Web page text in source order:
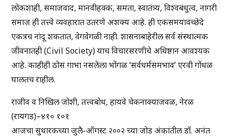
लोकशाही, समाजवाद, मानवीहक्क, समता, स्वातंत्र्य, विश्वबंधुत्व, नागरी
समाज ही तत्त्वे व्यवहारात उतरणे अशक्य आहे. ही एकसमयावच्छेदे
एकत्रच नांदू शकतात, वेगवेगळी नाही. शासनाबाहेरील सर्व संस्थात्मक
जीवनातही (Civil Society) याच विचारसरणीचे अधिष्ठान आवश्यक
आहे. काहीही ठोस गाभा नसलेला भोंगळ ‘सर्वधर्मसमभाव’ एरवी गोंधळ
घालतच राहील.
राजीव व निखिल जोशी, तत्त्वबोध, हायवे चेकनाक्याजवळ, नेरळ
(रायगड)–४१० १०१
आजचा सुधारकच्या जुलै-ऑगस्ट २००२ च्या जोड अंकातील डॉ. अनंत